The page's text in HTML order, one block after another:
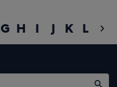
chevron_right
G H I J K L M